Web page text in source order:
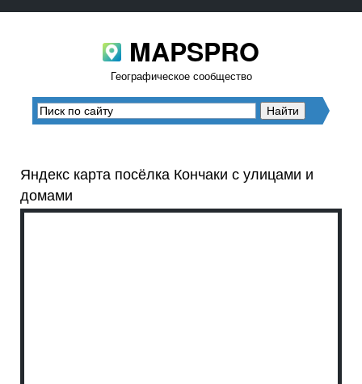
MAPSPRO
Географическое сообщество
Яндекс карта посёлка Кончаки с улицами и
домами